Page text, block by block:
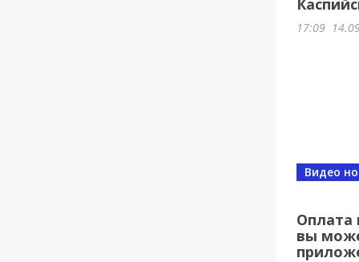
17:09
Оплата
вы
Видео